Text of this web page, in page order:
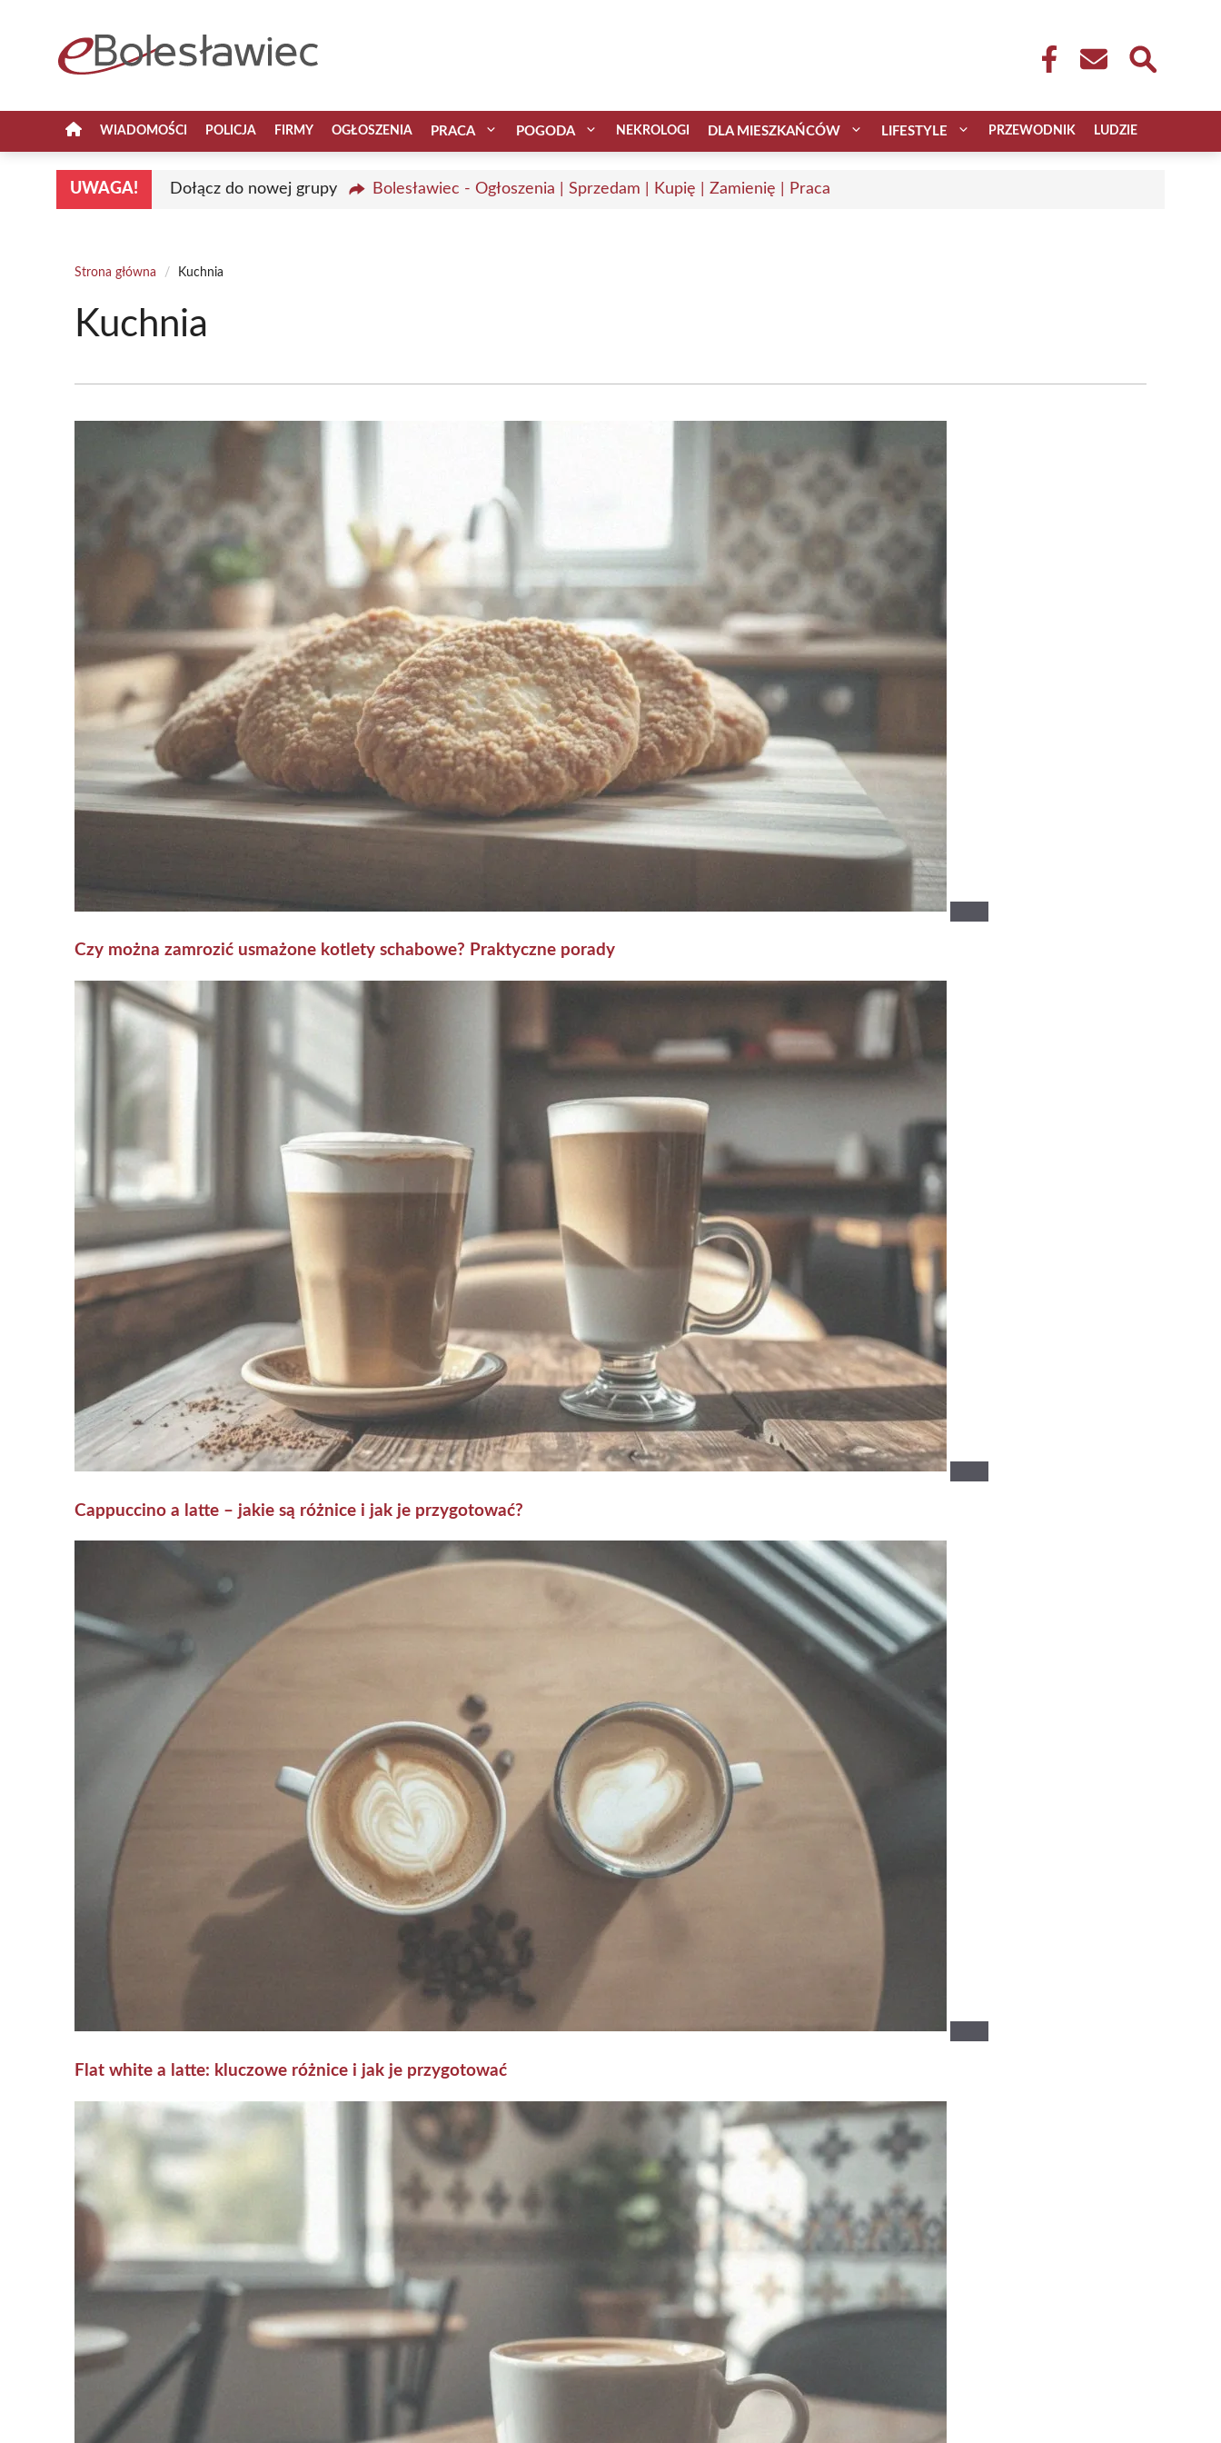
WIADOMOŚCI POLICJA FIRMY OGŁOSZENIA PRACA POGODA NEKROLOGI DLA MIESZKAŃCÓW LIFESTYLE PRZEWODNIK LUDZIE
UWAGA! Dołącz do nowej grupy Bolesławiec - Ogłoszenia | Sprzedam | Kupię | Zamienię | Praca
Strona główna / Kuchnia
Kuchnia
Czy można zamrozić usmażone kotlety schabowe? Praktyczne porady
Cappuccino a latte – jakie są różnice i jak je przygotować?
Flat white a latte: kluczowe różnice i jak je przygotować